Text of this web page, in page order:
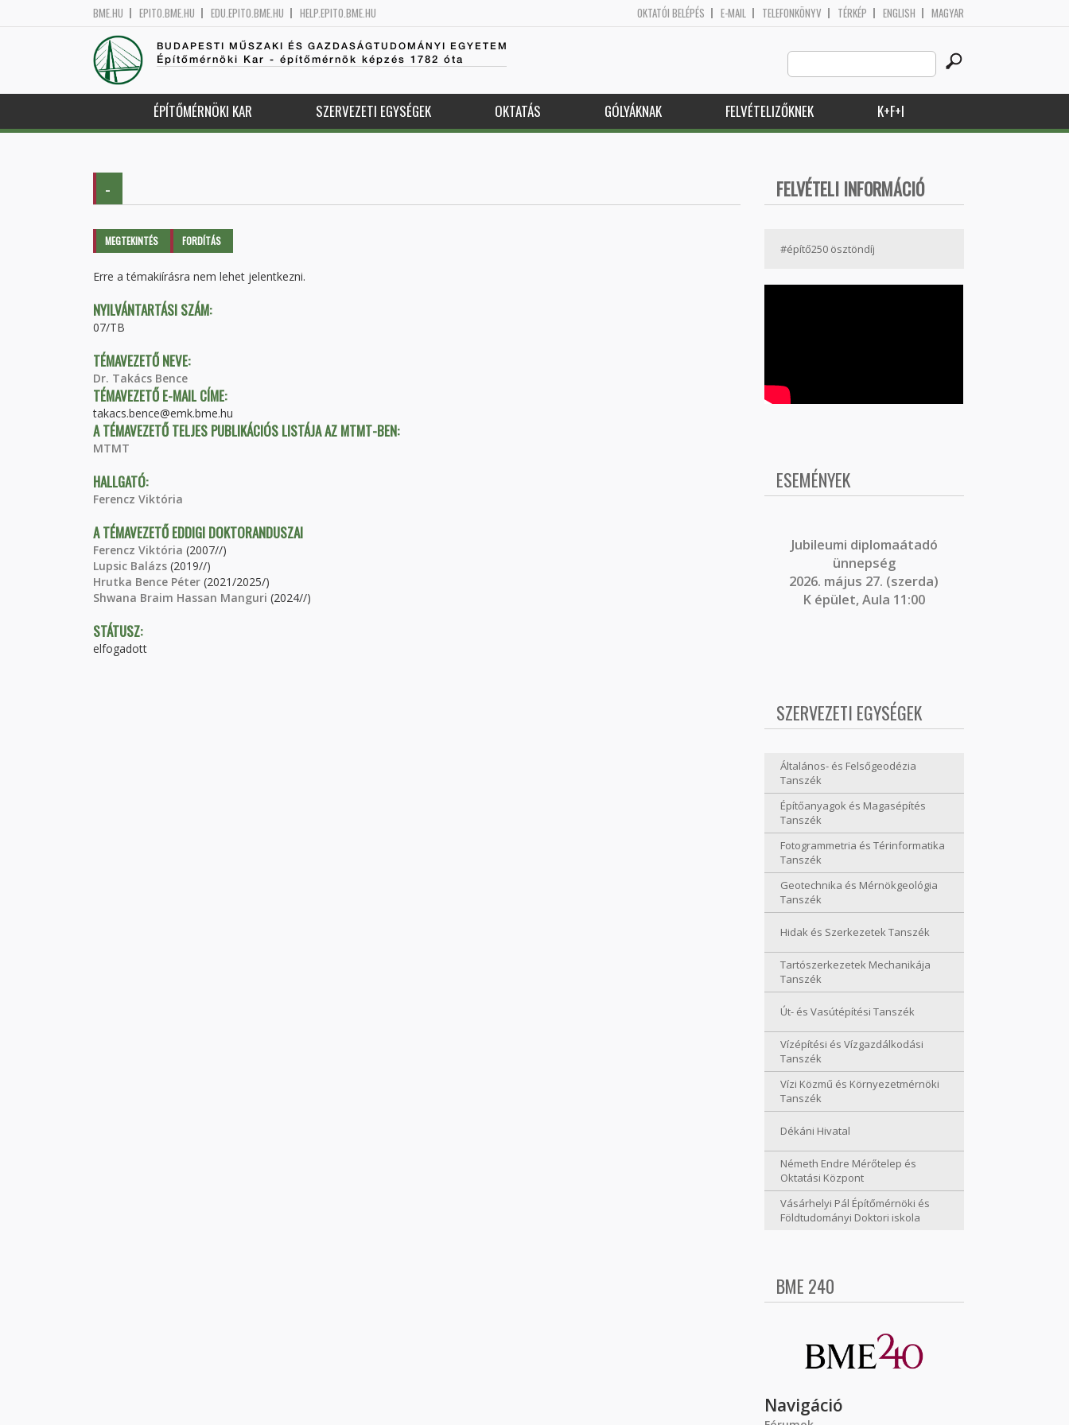
BME.HU EPITO.BME.HU EDU.EPITO.BME.HU HELP.EPITO.BME.HU OKTATÓI BELÉPÉS E-MAIL TELEFONKÖNYV TÉRKÉP ENGLISH MAGYAR
BUDAPESTI MŰSZAKI ÉS GAZDASÁGTUDOMÁNYI EGYETEM
Építőmérnöki Kar - építőmérnök képzés 1782 óta
Search
this
site
ÉPÍTŐMÉRNÖKI KAR SZERVEZETI EGYSÉGEK OKTATÁS GÓLYÁKNAK FELVÉTELIZŐKNEK K+F+I
-
Elsődleges fülek
MEGTEKINTÉS (AKTÍVFORDÍTÁS
Erre a témakiírásra nem lehet jelentkezni.
NYILVÁNTARTÁSI SZÁM:
07/TB
TÉMAVEZETŐ NEVE:
Dr. Takács Bence
TÉMAVEZETŐ E-MAIL CÍME:
takacs.bence@emk.bme.hu
A TÉMAVEZETŐ TELJES PUBLIKÁCIÓS LISTÁJA AZ MTMT-BEN:
MTMT
HALLGATÓ:
Ferencz Viktória
A TÉMAVEZETŐ EDDIGI DOKTORANDUSZAI
Ferencz Viktória (2007//)
Lupsic Balázs (2019//)
Hrutka Bence Péter (2021/2025/)
Shwana Braim Hassan Manguri (2024//)
STÁTUSZ:
elfogadott
FELVÉTELI INFORMÁCIÓ
#építő250 ösztöndíj
ESEMÉNYEK
Jubileumi diplomaátadó
ünnepség
2026. május 27. (szerda)
K épület, Aula 11:00
SZERVEZETI EGYSÉGEK
Általános- és Felsőgeodézia
Tanszék
Építőanyagok és Magasépítés
Tanszék
Fotogrammetria és Térinformatika
Tanszék
Geotechnika és Mérnökgeológia
Tanszék
Hidak és Szerkezetek Tanszék
Tartószerkezetek Mechanikája
Tanszék
Út- és Vasútépítési Tanszék
Vízépítési és Vízgazdálkodási
Tanszék
Vízi Közmű és Környezetmérnöki
Tanszék
Dékáni Hivatal
Németh Endre Mérőtelep és
Oktatási Központ
Vásárhelyi Pál Építőmérnöki és
Földtudományi Doktori iskola
BME 240
Navigáció